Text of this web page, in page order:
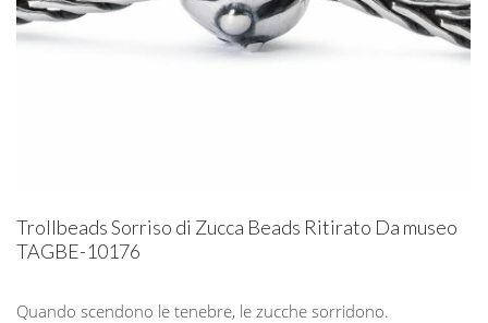
Trollbeads Sorriso di Zucca Beads Ritirato Da museo
TAGBE-10176
Quando scendono le tenebre, le zucche sorridono.